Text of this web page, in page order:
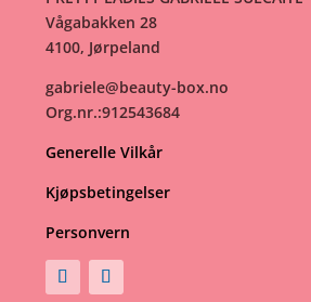
Vågabakken 28
4100, Jørpeland
gabriele@beauty-box.no
Org.nr.:912543684
Generelle Vilkår
Kjøpsbetingelser
Personvern